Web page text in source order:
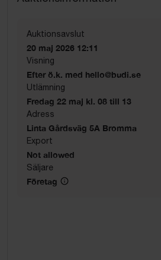
Auktionsavslut
20 maj 2026 12:11
Visning
Efter ö.k. med hello@budi.se
Utlämning
Fredag 22 maj kl. 08 till 13
Adress
Linta Gårdsväg 5A Bromma
Export
Not allowed
Säljare
Företag